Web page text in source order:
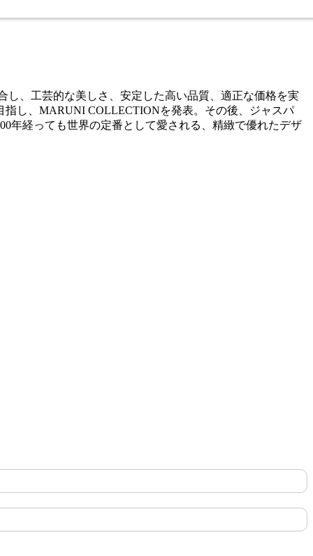
し、工芸的な美しさ、安定した高い品質、適正な価格を実
し、MARUNI COLLECTIONを発表。その後、ジャスパ
年経っても世界の定番として愛される、精緻で優れたデザ